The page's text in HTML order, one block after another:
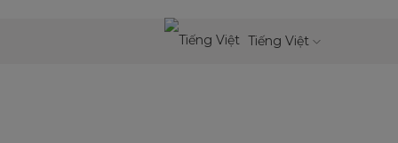
Tiếng Việt